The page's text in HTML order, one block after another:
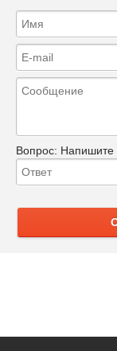
Вопрос: Напишите